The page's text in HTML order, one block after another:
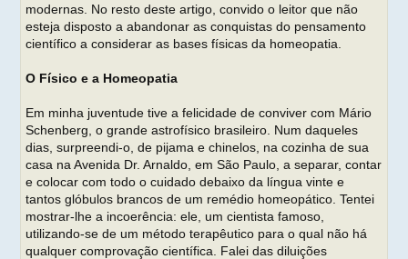
modernas. No resto deste artigo, convido o leitor que não
esteja disposto a abandonar as conquistas do pensamento
científico a considerar as bases físicas da homeopatia.
O Físico e a Homeopatia
Em minha juventude tive a felicidade de conviver com Mário
Schenberg, o grande astrofísico brasileiro. Num daqueles
dias, surpreendi-o, de pijama e chinelos, na cozinha de sua
casa na Avenida Dr. Arnaldo, em São Paulo, a separar, contar
e colocar com todo o cuidado debaixo da língua vinte e
tantos glóbulos brancos de um remédio homeopático. Tentei
mostrar-lhe a incoerência: ele, um cientista famoso,
utilizando-se de um método terapêutico para o qual não há
qualquer comprovação científica. Falei das diluições